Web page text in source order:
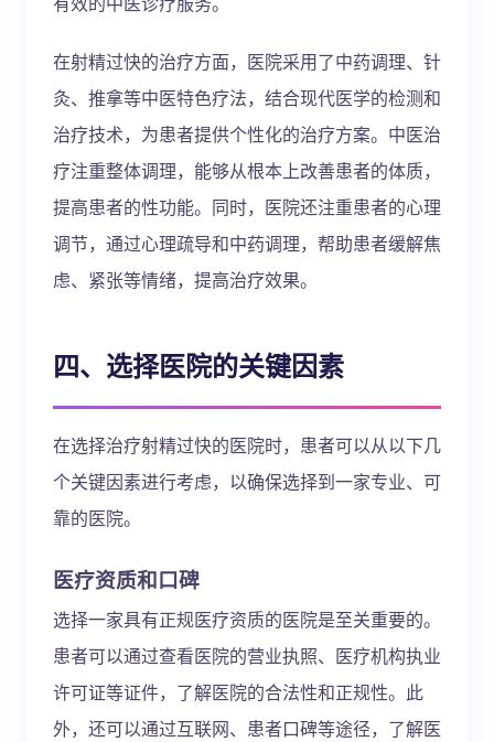
在射精过快的治疗方面，医院采用了中药调理、针
灸、推拿等中医特色疗法，结合现代医学的检测和
治疗技术，为患者提供个性化的治疗方案。中医治
疗注重整体调理，能够从根本上改善患者的体质，
提高患者的性功能。同时，医院还注重患者的心理
调节，通过心理疏导和中药调理，帮助患者缓解焦
虑、紧张等情绪，提高治疗效果。
四、选择医院的关键因素
在选择治疗射精过快的医院时，患者可以从以下几
个关键因素进行考虑，以确保选择到一家专业、可
靠的医院。
医疗资质和口碑
选择一家具有正规医疗资质的医院是至关重要的。
患者可以通过查看医院的营业执照、医疗机构执业
许可证等证件，了解医院的合法性和正规性。此
外，还可以通过互联网、患者口碑等途径，了解医